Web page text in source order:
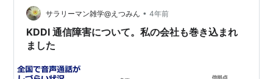
システムの分野でも、フールプルーフの考え方は広く取
り入れられています。重要なデータを削除する前に確認
ダイアログを表示する、入力フォームで不正な…
サラリーマン雑学@えつみん • 4年前
KDDI 通信障害について。私の会社も巻き込まれ
ました